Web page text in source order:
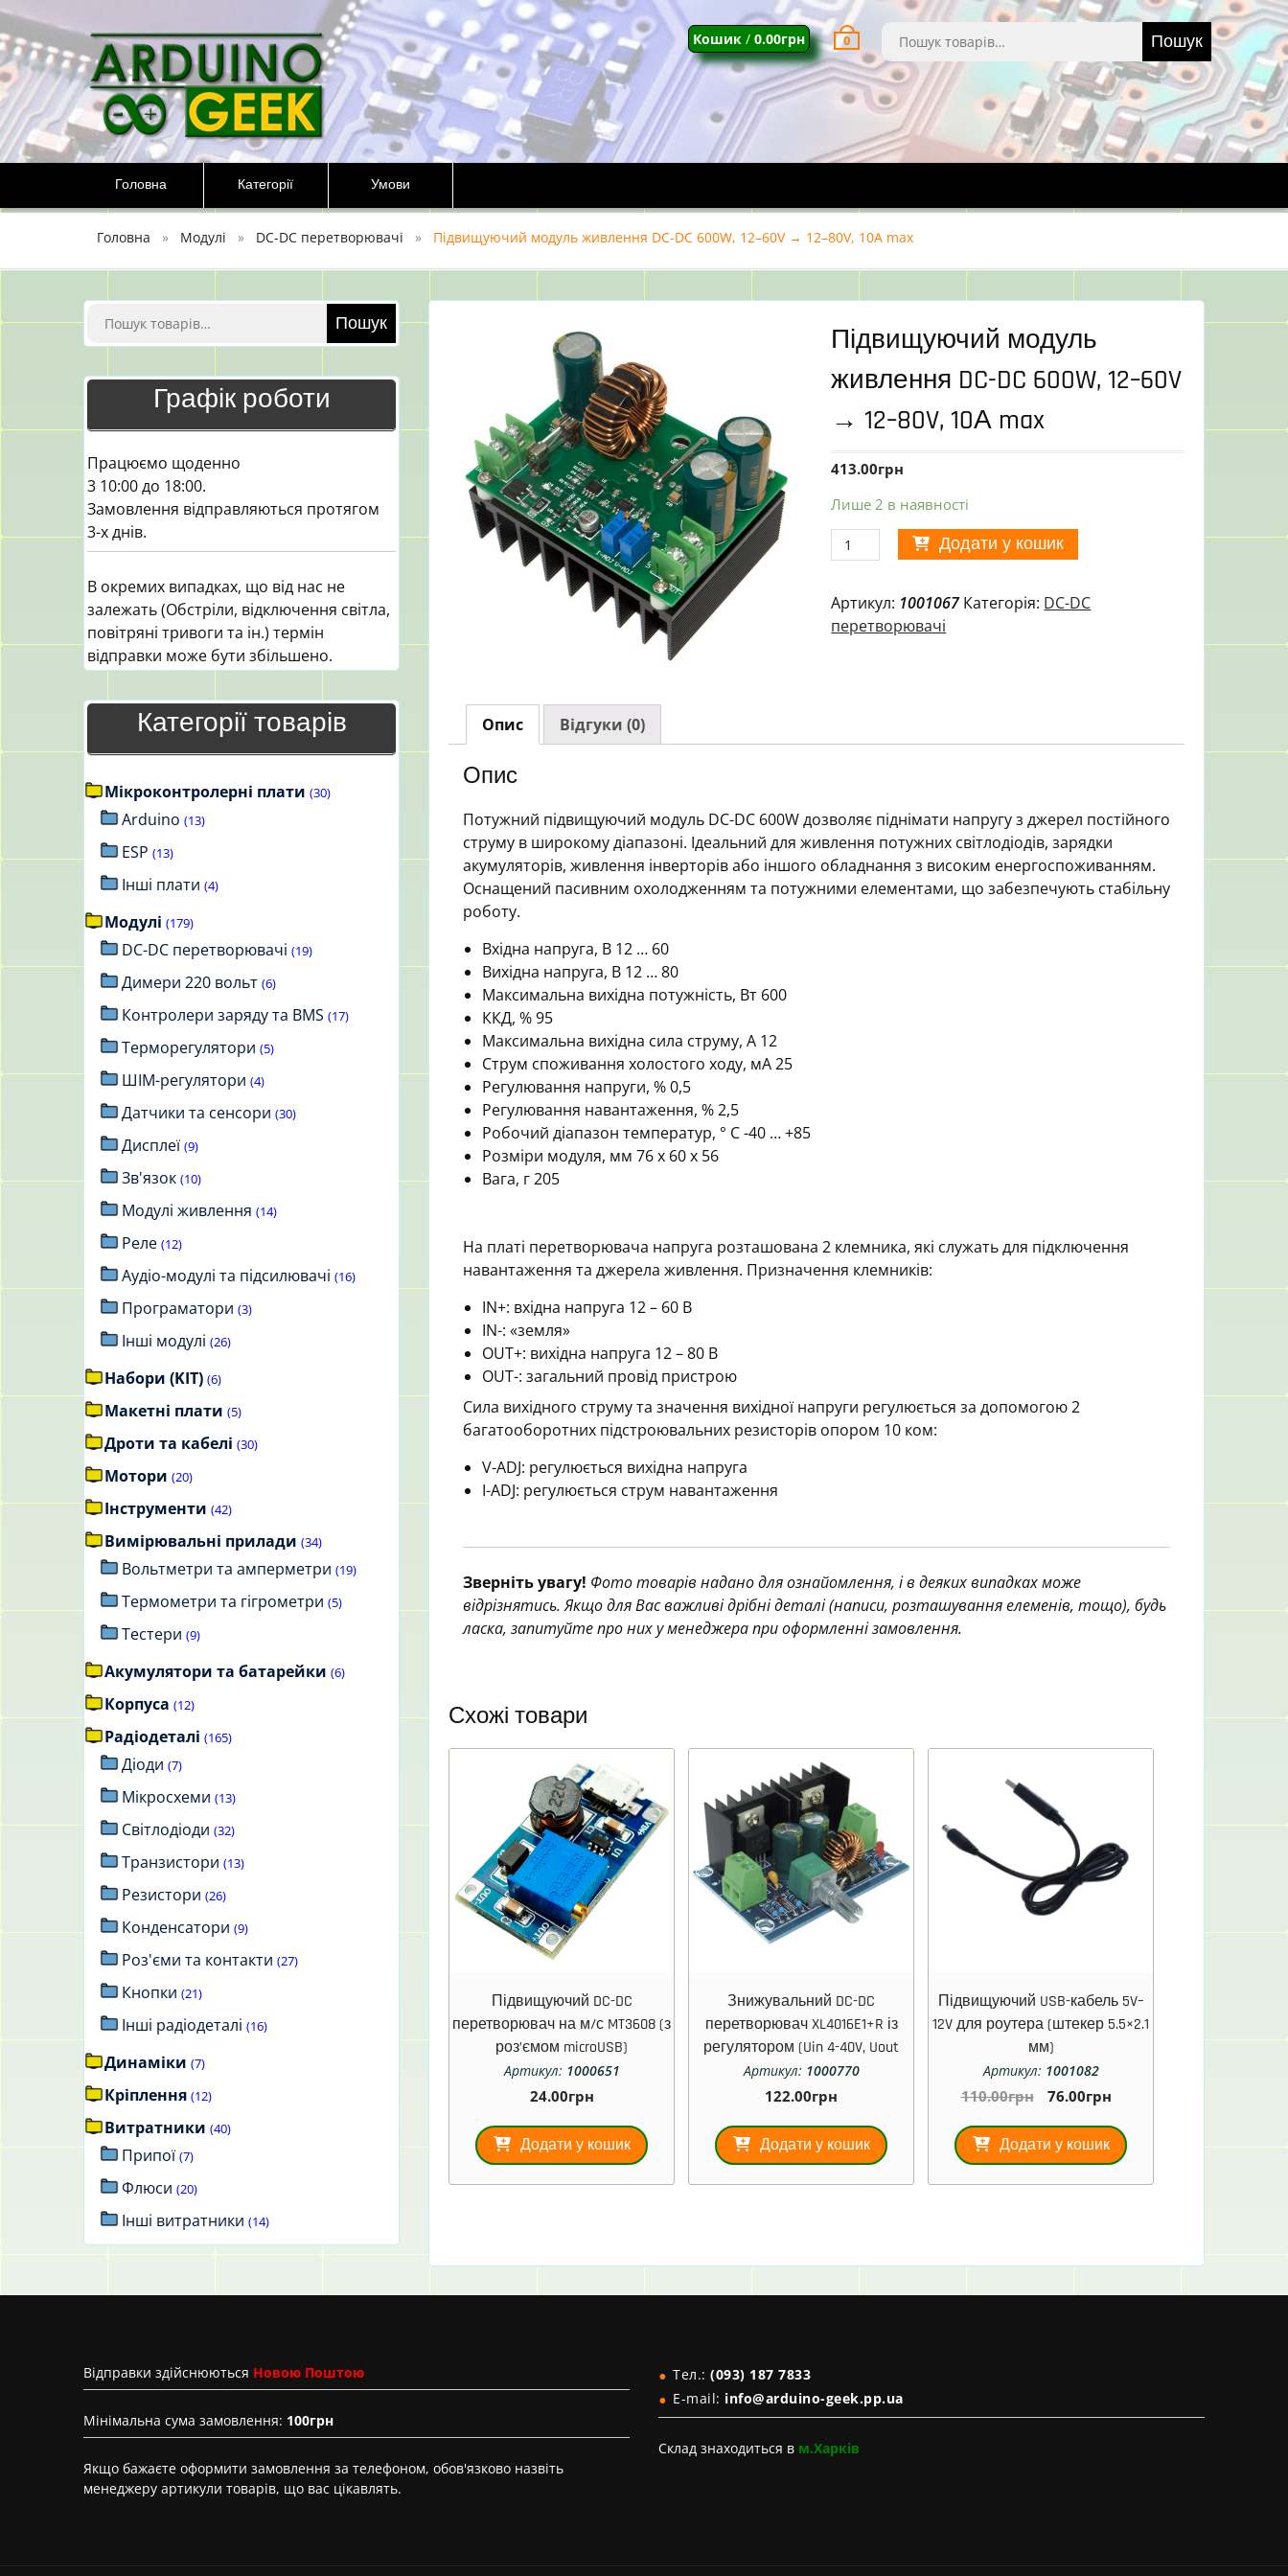
Перейти
до
вмісту
Шукати: Пошук
Кошик / 0.00грн 0
Головна Категорії Умови
Головна Модулі DC-DC перетворювачі Підвищуючий модуль живлення DC-DC 600W, 12–60V → 12–80V, 10А max
Підвищуючий модуль
живлення DC-DC 600W, 12–60V
→ 12–80V, 10А max
413.00грн
Лише 2 в наявності
Підвищуючий
модуль
DC-
DC
12–
max
кількість
Додати у кошик
Артикул: 1001067 Категорія: DC-DC
перетворювачі
Опис Відгуки (0)
Опис
Потужний підвищуючий модуль DC-DC 600W дозволяє піднімати напругу з джерел постійного
струму в широкому діапазоні. Ідеальний для живлення потужних світлодіодів, зарядки
акумуляторів, живлення інверторів або іншого обладнання з високим енергоспоживанням.
Оснащений пасивним охолодженням та потужними елементами, що забезпечують стабільну
роботу.
Вхідна напруга, В 12 … 60
Вихідна напруга, В 12 … 80
Максимальна вихідна потужність, Вт 600
ККД, % 95
Максимальна вихідна сила струму, А 12
Струм споживання холостого ходу, мА 25
Регулювання напруги, % 0,5
Регулювання навантаження, % 2,5
Робочий діапазон температур, ° С -40 … +85
Розміри модуля, мм 76 х 60 х 56
Вага, г 205
На платі перетворювача напруга розташована 2 клемника, які служать для підключення
навантаження та джерела живлення. Призначення клемників:
IN+: вхідна напруга 12 – 60 В
IN-: «земля»
OUT+: вихідна напруга 12 – 80 В
OUT-: загальний провід пристрою
Сила вихідного струму та значення вихідної напруги регулюється за допомогою 2
багатооборотних підстроювальних резисторів опором 10 ком:
V-ADJ: регулюється вихідна напруга
I-ADJ: регулюється струм навантаження
Зверніть увагу! Фото товарів надано для ознайомлення, і в деяких випадках може
відрізнятись. Якщо для Вас важливі дрібні деталі (написи, розташування елеменів, тощо), будь
ласка, запитуйте про них у менеджера при оформленні замовлення.
Схожі товари
Підвищуючий DC-DC
перетворювач на м/с MT3608 (з
роз’ємом microUSB)
Артикул: 1000651
24.00грн
Додати у кошик
Знижувальний DC-DC
перетворювач XL4016E1+R із
регулятором (Uin 4-40V, Uout
1.25-36В, 8А)
Артикул: 1000770
122.00грн
Додати у кошик
Підвищуючий USB-кабель 5V–
12V для роутера (штекер 5.5×2.1
мм)
Артикул: 1001082
110.00грн 76.00грн
Додати у кошик
Шукати: Пошук
Графік роботи
Працюємо щоденно
3 10:00 до 18:00.
Замовлення відправляються протягом
3-х днів.
В окремих випадках, що від нас не
залежать (Обстріли, відключення світла,
повітряні тривоги та ін.) термін
відправки може бути збільшено.
Категорії товарів
Мікроконтролерні плати (30)
Arduino (13)
ESP (13)
Інші плати (4)
Модулі (179)
DC-DC перетворювачі (19)
Димери 220 вольт (6)
Контролери заряду та BMS (17)
Терморегулятори (5)
ШІМ-регулятори (4)
Датчики та сенсори (30)
Дисплеї (9)
Зв'язок (10)
Модулі живлення (14)
Реле (12)
Аудіо-модулі та підсилювачі (16)
Програматори (3)
Інші модулі (26)
Набори (KIT) (6)
Макетні плати (5)
Дроти та кабелі (30)
Мотори (20)
Інструменти (42)
Вимірювальні прилади (34)
Вольтметри та амперметри (19)
Термометри та гігрометри (5)
Тестери (9)
Акумулятори та батарейки (6)
Корпуса (12)
Радіодеталі (165)
Діоди (7)
Мікросхеми (13)
Світлодіоди (32)
Транзистори (13)
Резистори (26)
Конденсатори (9)
Роз'єми та контакти (27)
Кнопки (21)
Інші радіодеталі (16)
Динаміки (7)
Кріплення (12)
Витратники (40)
Припої (7)
Флюси (20)
Інші витратники (14)
Вiдправки здійснюються Новою Поштою
Мінімальна сума замовлення: 100грн
Якщо бажаєте оформити замовлення за телефоном, обов'язково назвіть
менеджеру артикули товарів, що вас цікавлять.
Тел.: (093) 187 7833
E-mail: info@arduino-geek.pp.ua
Склад знаходиться в м.Харків